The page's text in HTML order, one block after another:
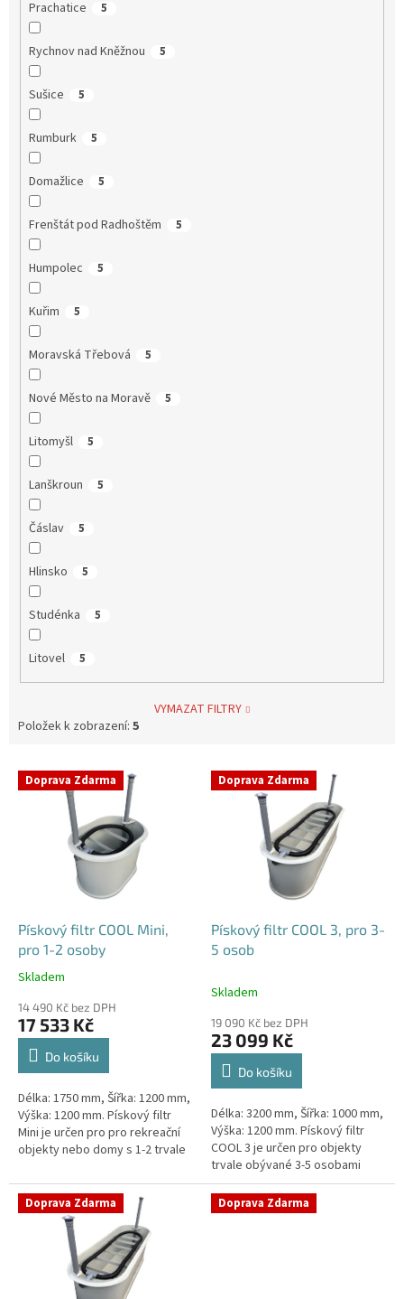
Prachatice 5
Rychnov nad Kněžnou 5
Sušice 5
Rumburk 5
Domažlice 5
Frenštát pod Radhoštěm 5
Humpolec 5
Kuřim 5
Moravská Třebová 5
Nové Město na Moravě 5
Litomyšl 5
Lanškroun 5
Čáslav 5
Hlinsko 5
Studénka 5
Litovel 5
VYMAZAT FILTRY
Položek k zobrazení: 5
V Doprava Zdarma
Pískový filtr COOL Mini,
pro 1-2 osoby
Průměrné
produktu
je
4,1
hvězdiček.
Skladem
14 490 Kč bez DPH
17 533 Kč
Do košíku
Délka: 1750 mm, Šířka: 1200 mm,
Výška: 1200 mm. Pískový filtr
Mini je určen pro pro rekreační
objekty nebo domy s 1-2 trvale
Doprava Zdarma
Pískový filtr COOL 3, pro 3-
5 osob
Skladem
19 090 Kč bez DPH
23 099 Kč
Do košíku
Délka: 3200 mm, Šířka: 1000 mm,
Výška: 1200 mm. Pískový filtr
COOL 3 je určen pro objekty
trvale obývané 3-5 osobami
Český výrobek!
Doprava Zdarma Doprava Zdarma